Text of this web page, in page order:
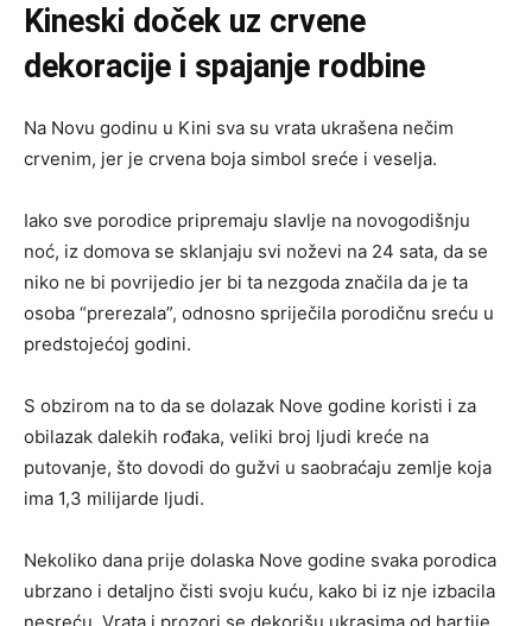
Kineski doček uz crvene
dekoracije i spajanje rodbine
Na Novu godinu u Kini sva su vrata ukrašena nečim
crvenim, jer je crvena boja simbol sreće i veselja.
Iako sve porodice pripremaju slavlje na novogodišnju
noć, iz domova se sklanjaju svi noževi na 24 sata, da se
niko ne bi povrijedio jer bi ta nezgoda značila da je ta
osoba “prerezala”, odnosno spriječila porodičnu sreću u
predstojećoj godini.
S obzirom na to da se dolazak Nove godine koristi i za
obilazak dalekih rođaka, veliki broj ljudi kreće na
putovanje, što dovodi do gužvi u saobraćaju zemlje koja
ima 1,3 milijarde ljudi.
Nekoliko dana prije dolaska Nove godine svaka porodica
ubrzano i detaljno čisti svoju kuću, kako bi iz nje izbacila
nesreću. Vrata i prozori se dekorišu ukrasima od hartije